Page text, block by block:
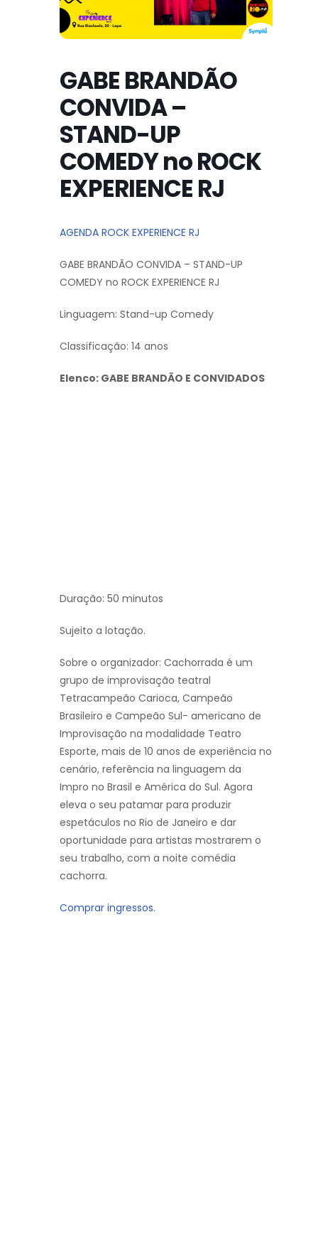
GABE BRANDÃO
CONVIDA –
STAND-UP
COMEDY no ROCK
EXPERIENCE RJ
AGENDA ROCK EXPERIENCE RJ
GABE BRANDÃO CONVIDA – STAND-UP
COMEDY no ROCK EXPERIENCE RJ
Linguagem: Stand-up Comedy
Classificação: 14 anos
Elenco: GABE BRANDÃO E CONVIDADOS
Duração: 50 minutos
Sujeito a lotação.
Sobre o organizador: Cachorrada é um
grupo de improvisação teatral
Tetracampeão Carioca, Campeão
Brasileiro e Campeão Sul- americano de
Improvisação na modalidade Teatro
Esporte, mais de 10 anos de experiência no
cenário, referência na linguagem da
Impro no Brasil e América do Sul. Agora
eleva o seu patamar para produzir
espetáculos no Rio de Janeiro e dar
oportunidade para artistas mostrarem o
seu trabalho, com a noite comédia
cachorra.
Comprar ingressos.